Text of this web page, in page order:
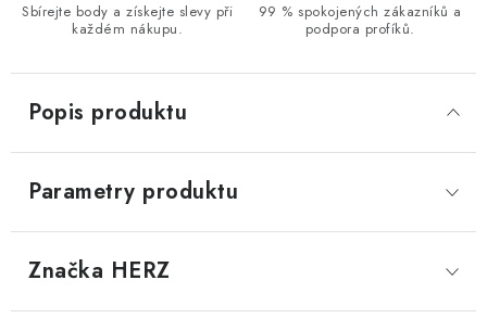
Sbírejte body a získejte slevy při
každém nákupu.
99 % spokojených zákazníků a
podpora profíků.
Popis produktu
Parametry produktu
Značka HERZ